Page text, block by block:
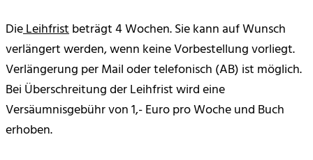
DieLeihfristbeträgt 4 Wochen. Sie kann auf Wunsch
verlängert werden, wenn keine Vorbestellung vorliegt.
Verlängerung per Mail oder telefonisch (AB) ist möglich.
Bei Überschreitung der Leihfrist wird eine
Versäumnisgebühr von 1,- Euro pro Woche und Buch
erhoben.